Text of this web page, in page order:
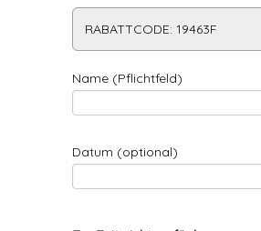
RABATTCODE: 19463F
Name (Pflichtfeld)
Datum (optional)